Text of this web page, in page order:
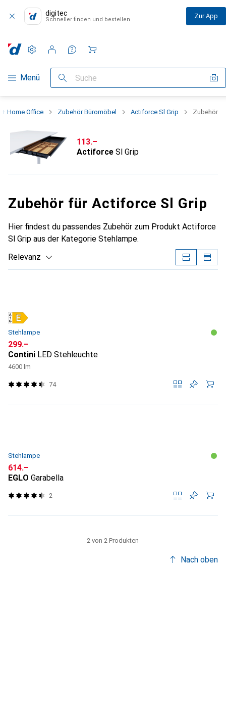
digitec
Schneller finden und bestellen Zur App
Navigation nach Kategorien
Menü Suche
Einstellungen
Kundenkonto
Vergleichslisten
Merklisten
Warenkorb
Home Office Zubehör Büromöbel Actiforce Sl Grip Zubehör
CHF
113.–
Actiforce Sl Grip
Zubehör für Actiforce Sl Grip
Hier findest du passendes Zubehör zum Produkt Actiforce
Sl Grip aus der Kategorie Stehlampe.
Relevanz
Stehlampe
CHF
299.–
Contini LED Stehleuchte
4600 lm
74
Stehlampe
CHF
614.–
EGLO Garabella
2
2 von 2 Produkten
Nach oben